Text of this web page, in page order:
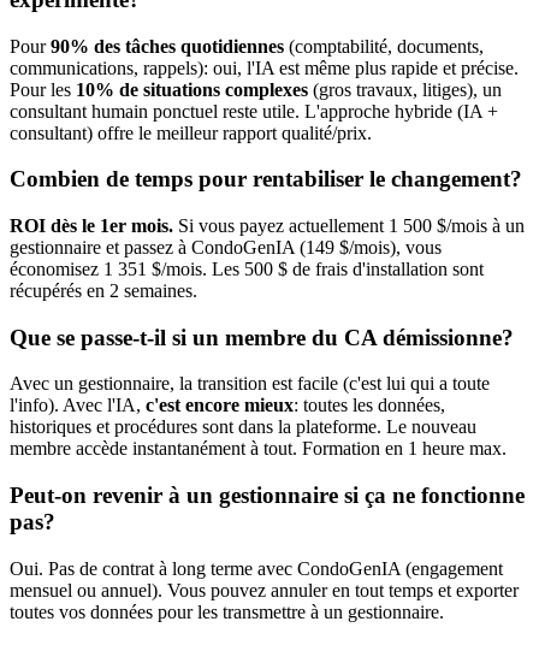
Pour90% des tâches quotidiennes (comptabilité, documents,
communications, rappels): oui, l'IA est même plus rapide et précise.
Pour les 10% de situations complexes (gros travaux, litiges), un
consultant humain ponctuel reste utile. L'approche hybride (IA +
consultant) offre le meilleur rapport qualité/prix.
Combien de temps pour rentabiliser le changement?
ROI dès le 1er mois. Si vous payez actuellement 1 500 $/mois à un
gestionnaire et passez à CondoGenIA (149 $/mois), vous
économisez 1 351 $/mois. Les 500 $ de frais d'installation sont
récupérés en 2 semaines.
Que se passe-t-il si un membre du CA démissionne?
Avec un gestionnaire, la transition est facile (c'est lui qui a toute
l'info). Avec l'IA, c'est encore mieux: toutes les données,
historiques et procédures sont dans la plateforme. Le nouveau
membre accède instantanément à tout. Formation en 1 heure max.
Peut-on revenir à un gestionnaire si ça ne fonctionne
pas?
Oui. Pas de contrat à long terme avec CondoGenIA (engagement
mensuel ou annuel). Vous pouvez annuler en tout temps et exporter
toutes vos données pour les transmettre à un gestionnaire.